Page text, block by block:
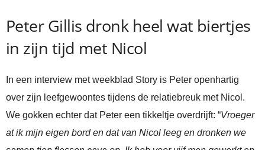
Peter Gillis dronk heel wat biertjes
in zijn tijd met Nicol
In een interview met weekblad Story is Peter openhartig
over zijn leefgewoontes tijdens de relatiebreuk met Nicol.
We gokken echter dat Peter een tikkeltje overdrijft: “Vroeger
at ik mijn eigen bord en dat van Nicol leeg en dronken we